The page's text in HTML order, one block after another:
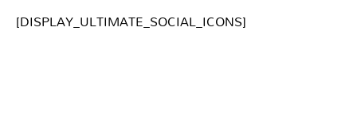
[DISPLAY_ULTIMATE_SOCIAL_ICONS]